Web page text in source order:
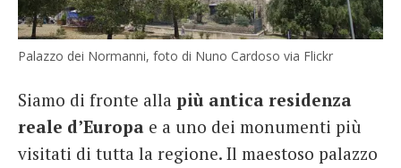
Palazzo dei Normanni, foto di Nuno Cardoso via Flickr
Siamo di fronte alla più antica residenza
reale d’Europa e a uno dei monumenti più
visitati di tutta la regione. Il maestoso palazzo